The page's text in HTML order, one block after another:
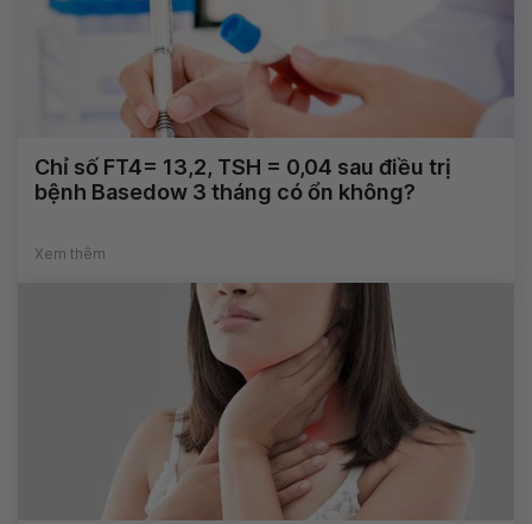
Chỉ số FT4= 13,2, TSH = 0,04 sau điều trị
bệnh Basedow 3 tháng có ổn không?
Xem thêm